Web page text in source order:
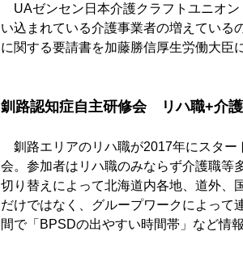
UAゼンセン日本介護クラフトユニオ
い込まれている介護事業者の増えている
に関する要請書を加藤勝信厚生労働大臣
釧路認知症自主研修会　リハ職+介
釧路エリアのリハ職が2017年にスター
会。参加者はリハ職のみならず介護職等
切り替えによって北海道内各地、道外、
だけではなく、グループワークによって
間で「BPSDの出やすい時間帯」など情